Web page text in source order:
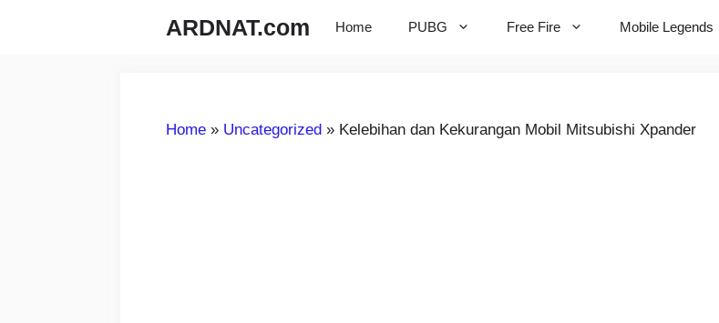
ARDNAT.com Home PUBG Free Fire Mobile Legends
Home » Uncategorized » Kelebihan dan Kekurangan Mobil Mitsubishi Xpander